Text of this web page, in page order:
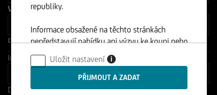
Vlastnosti produktu
Další filtry
Indikátor rizika
Datum konečné platby
republiky.
Informace obsažené na těchto stránkách
nepředstavují nabídku ani výzvu ke koupi nebo
prodeji cenných papírů a nesmí být použity v
žádné jurisdikci, kde je takové použití zakázáno.
Uložit nastavení i